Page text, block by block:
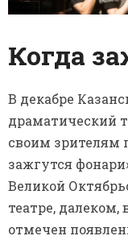
Когда
В декабре
драматический
своим зрителям
зажгутся
Великой
театре,
отмечен